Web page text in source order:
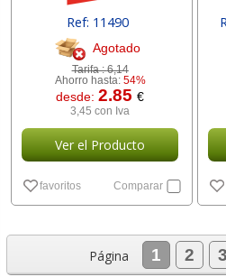
Ref: 11490
Agotado
Tarifa :6,14
Ahorro hasta: 54%
desde:2.85€
3,45 con Iva
Ver el Producto
favoritos Comparar
Página 1 2 3